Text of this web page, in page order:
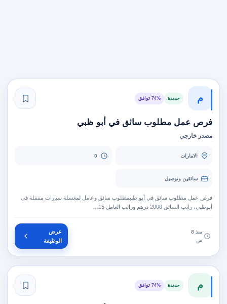
م جديدة 74% توافق
فرص عمل مطلوب سائق في أبو ظبي
مصدر خارجي
الامارات 0
سائقين وتوصيل
فرص عمل مطلوب سائق في أبو ظبيمطلوب سائق وعامل لمغسلة سيارات متنقلة في
أبوظبي، راتب السائق 2000 درهم وراتب العامل 15…
منذ 8
س
عرض
الوظيفة
م جديدة 74% توافق